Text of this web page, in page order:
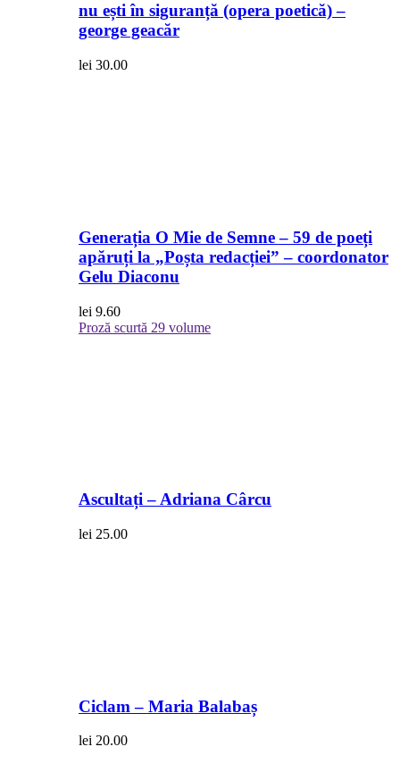
nu ești în siguranță (opera poetică) –
george geacăr
lei 30.00
Generația O Mie de Semne – 59 de poeți
apăruți la „Poșta redacției” – coordonator
Gelu Diaconu
lei 9.60
Proză scurtă 29 volume
Ascultați – Adriana Cârcu
lei 25.00
Ciclam – Maria Balabaș
lei 20.00